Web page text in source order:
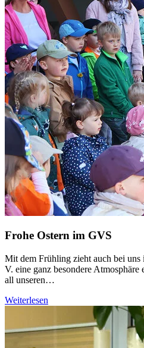
Frohe Ostern im GVS
Mit dem Frühling zieht auch bei
V. eine ganz besondere
all unseren…
Weiterlesen